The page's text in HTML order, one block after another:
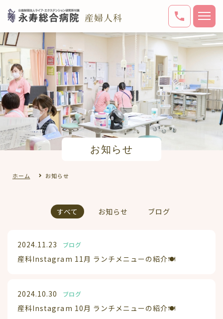
お知らせ
ホーム お知らせ
すべて お知らせ ブログ
2024.11.23 ブログ
産科Instagram 11月 ランチメニューの紹介🍽️
2024.10.30 ブログ
産科Instagram 10月 ランチメニューの紹介🍽️